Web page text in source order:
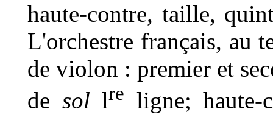
haute-contre, taille,
L'orchestre français, au
de violon : premier et
de sol lre ligne;